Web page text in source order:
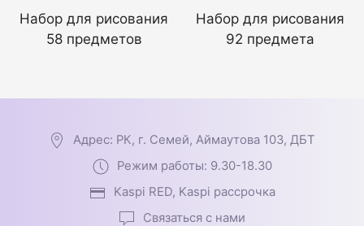
Набор для рисования
58 предметов
Набор для рисования
92 предмета
Адрес: РК, г. Семей, Аймаутова 103, ДБТ
Режим работы: 9.30-18.30
Kaspi RED, Kaspi рассрочка
Связаться с нами